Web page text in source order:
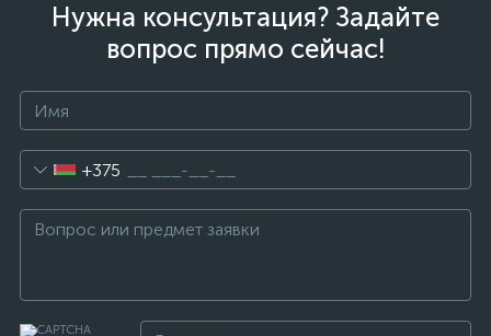
Нужна консультация? Задайте
вопрос прямо сейчас!
+375